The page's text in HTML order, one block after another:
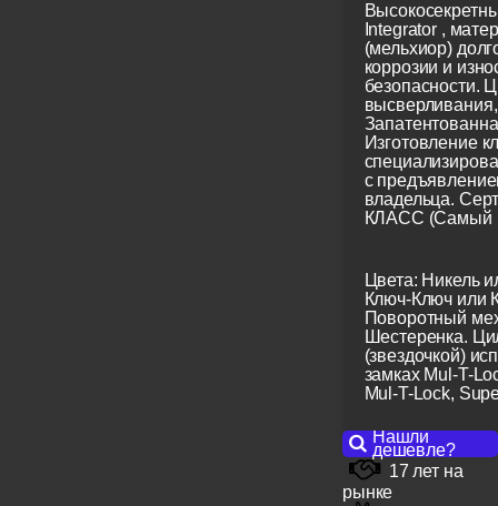
Integrator ,
(мельхиор)
коррозии и
безопасности.
Изготовление
с
владельца.
КЛАСС (Самый
Цвета: Никель
Ключ-Ключ или
Поворотный
Шестеренка.
(звездочкой)
замках Mul-T-
Mul-T-Lock,
Нашли
дешевле?
17 лет на
рынке